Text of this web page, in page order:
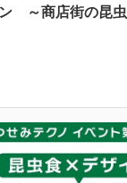
～商店街の昆